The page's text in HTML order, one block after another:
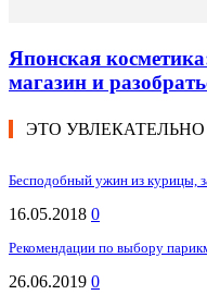
Японская
магазин и
ЭТО УВЛЕКАТЕЛЬНО
Бесподобный ужин из курицы,
16.05.2018 0
Рекомендации по выбору
26.06.2019 0